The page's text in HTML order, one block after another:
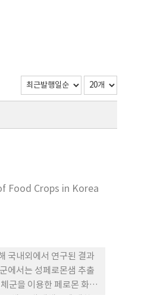
Food Crops in Korea
국내외에서 연구된 결과
에서는 성페로몬샘 추출
군을 이용한 페로몬 화합